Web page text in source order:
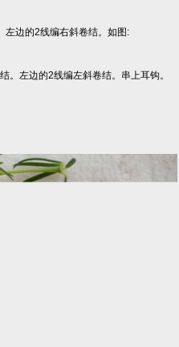
左边的2线编右斜卷结。如图:
。左边的2线编左斜卷结。串上耳钩。